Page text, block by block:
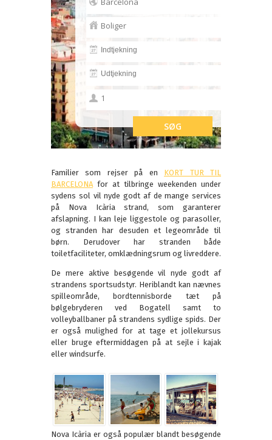
Familier som rejser på en KORT TUR TIL
BARCELONA for at tilbringe weekenden under
sydens sol vil nyde godt af de mange services
på Nova Icària strand, som garanterer
afslapning. I kan leje liggestole og parasoller,
og stranden har desuden et legeområde til
børn. Derudover har stranden både
toiletfaciliteter, omklædningsrum og livreddere.
De mere aktive besøgende vil nyde godt af
strandens sportsudstyr. Heriblandt kan nævnes
spilleområde, bordtennisborde tæt på
bølgebryderen ved Bogatell samt to
volleyballbaner på strandens sydlige spids. Der
er også mulighed for at tage et jollekursus
eller bruge eftermiddagen på at sejle i kajak
eller windsurfe.
Nova Icària er også populær blandt besøgende